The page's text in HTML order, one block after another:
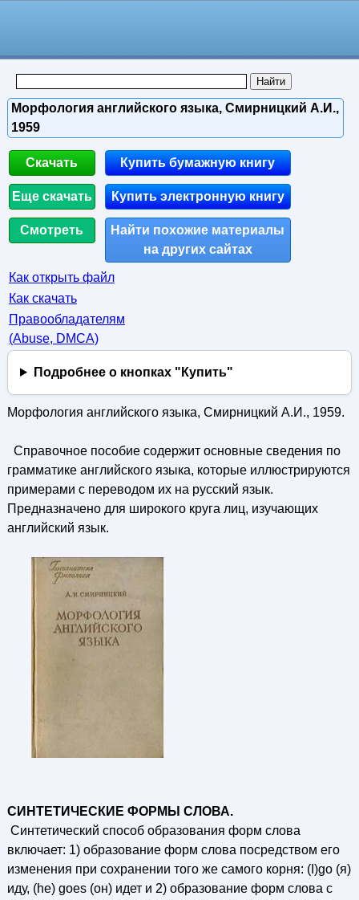
Морфология английского языка, Смирницкий А.И.,
1959
Скачать
Еще скачать
Смотреть
Купить бумажную книгу
Купить электронную книгу
Найти похожие материалы
на других сайтах
Как открыть файл
Как скачать
Правообладателям
(Abuse, DMСA)
Подробнее о кнопках "Купить"
Морфология английского языка, Смирницкий А.И., 1959.
Справочное пособие содержит основные сведения по
грамматике английского языка, которые иллюстрируются
примерами с переводом их на русский язык.
Предназначено для широкого круга лиц, изучающих
английский язык.
СИНТЕТИЧЕСКИЕ ФОРМЫ СЛОВА.
Синтетический способ образования форм слова
включает: 1) образование форм слова посредством его
изменения при сохранении того же самого корня: (I)go (я)
иду, (he) goes (он) идет и 2) образование форм слова с